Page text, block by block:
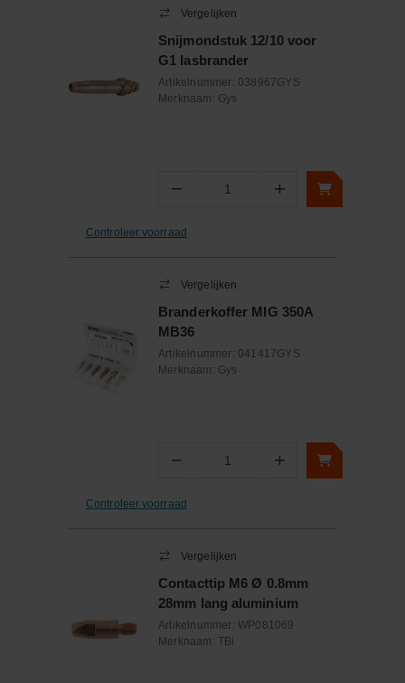
Vergelijken
Snijmondstuk 12/10 voor
G1 lasbrander
Artikelnummer: 038967GYS
Merknaam: Gys
− Aantal +
Controleer voorraad
Vergelijken
Branderkoffer MIG 350A
MB36
Artikelnummer: 041417GYS
Merknaam: Gys
− Aantal +
Controleer voorraad
Vergelijken
Contacttip M6 Ø 0.8mm
28mm lang aluminium
Artikelnummer: WP081069
Merknaam: TBi